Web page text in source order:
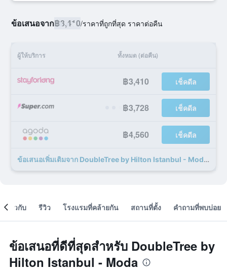
ข้อเสนอจาก฿3,410/ราคาที่ถูกที่สุด ราคาต่อคืน
ผู้ให้บริการ ทั้งหมด (ต่อคืน)
฿3,410 เช็คดีล
฿3,728 เช็คดีล
฿4,560 เช็คดีล
ข้อเสนอเพิ่มเติมจาก DoubleTree by Hilton Istanbul - Moda 75 รายการ
เกี่ยวกับ รีวิว โรงแรมที่คล้ายกัน สถานที่ตั้ง คำถามที่พบบ่อย
ข้อเสนอที่ดีที่สุดสำหรับ DoubleTree by
Hilton Istanbul - Moda